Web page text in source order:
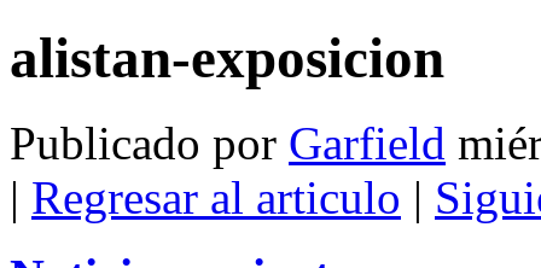
alistan-exposicion
Publicado por Garfield
| Regresar al articulo |